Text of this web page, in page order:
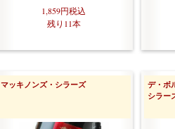
1,859円税込
残り11本
マッキノンズ・シラーズ
デ・ボ
シラー